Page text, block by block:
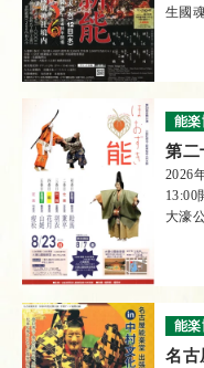
生國
能
第二
2026
13:00
大濠
能
名古